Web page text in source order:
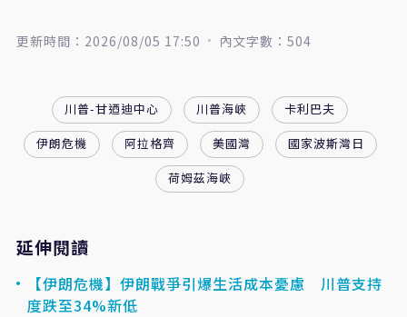
更新時間：2026/08/05 17:50 內文字數：504
川普-甘迺迪中心 川普海峽
卡利巴夫
伊朗危機
阿拉格齊 美國灣
國家波斯灣日
荷姆茲海峽
延伸閱讀
【伊朗危機】伊朗戰爭引爆生活成本憂慮 川普支持
度跌至34%新低